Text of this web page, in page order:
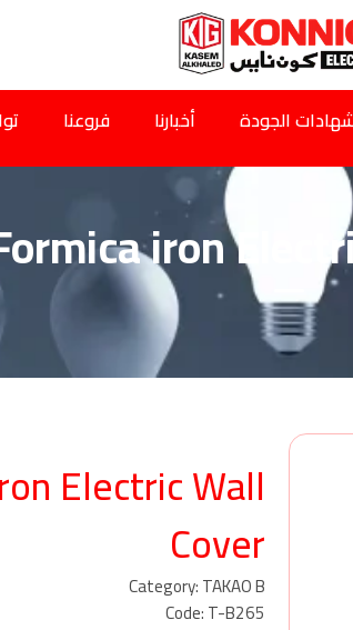
الجودة أخبارنا فروعنا
iron
Electric Wall
Cover
Category: TAKAO B
Code: T-B265